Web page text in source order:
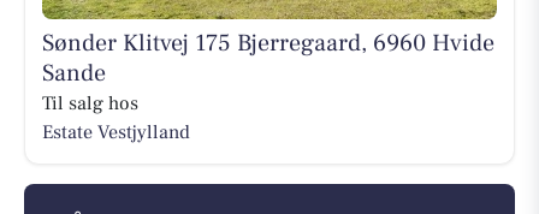
Sønder Klitvej 175 Bjerregaard, 6960 Hvide
Sande
Til salg hos
Estate Vestjylland